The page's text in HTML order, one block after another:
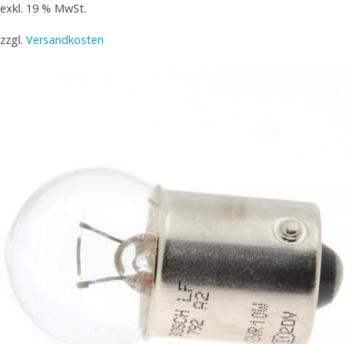
exkl. 19 % MwSt.
zzgl. Versandkosten